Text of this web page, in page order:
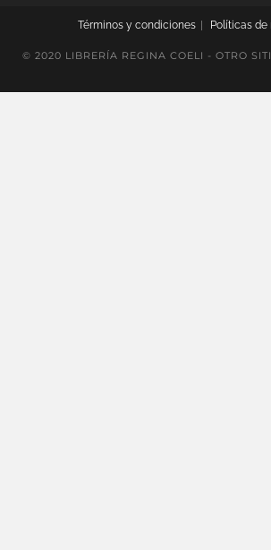
Términos y condiciones Políticas
© 2020 LIBRERÍA REGINA COELI - OTRO